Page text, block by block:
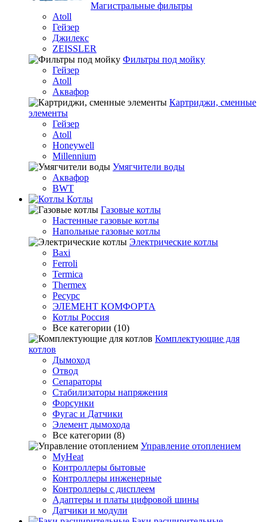
Магистральные фильтры
Atoll
Гейзер
Джилекс
ZEISSLER
Фильтры под мойку
Гейзер
Atoll
Аквафор
Картриджи, сменные
элементы
Гейзер
Atoll
Honeywell
Millennium
Умягчители воды
Аквафор
BWT
Котлы
Гaзовые котлы
Настенные газовые котлы
Напольные газовые котлы
Электрические котлы
Baxi
Ferroli
Termica
Thermex
Ресурс
ЭЛЕМЕНТ КОМФОРТА
Котлы Россия
Все категории (10)
Комплектующие для
котлов
Дымоход
Отвод
Сепараторы
Стабилизаторы напряжения
Форсунки
Фугас и Датчики
Элемент дымохода
Все категории (8)
Управление отоплением
MyHeat
Контроллеры бытовые
Контроллеры инженерные
Контроллеры с дисплеем
Адаптеры и платы цифровой шины
Датчики и модули